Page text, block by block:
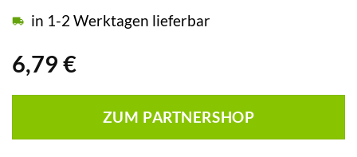
6,79 €
in 1-2 Werktagen lieferbar
ZUM PARTNERSHOP